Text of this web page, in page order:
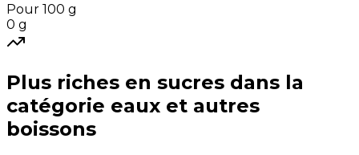
Pour 100 g
0 g
Plus riches en sucres dans la
catégorie eaux et autres
boissons